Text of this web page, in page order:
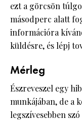
ezt a görcsön
másodperc alatt
információra
küldésre, és lépj
Mérleg
Észreveszel egy
munkájában, de a
legszívesebben